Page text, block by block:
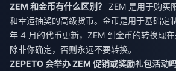
ZEM 和金币有什么区别？
ZEM 是用于购买
和幸运抽奖的高级货币。金币是用于基础定
年 4 月的代币更新，ZEM 到金币的转换现
除非你确定，否则永远不要转换。
ZEPETO 会举办 ZEM 促销或奖励礼包活动吗